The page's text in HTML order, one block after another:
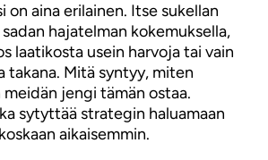
on aina erilainen. Itse sukellan
hajatelman kokemuksella,
laatikosta usein harvoja tai vain
takana. Mitä syntyy, miten
jengi tämän ostaa.
sytyttää strategin haluamaan
aikaisemmin.